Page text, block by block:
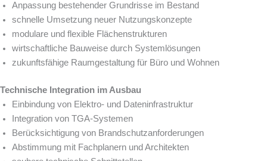
Anpassung bestehender Grundrisse im Bestand
schnelle Umsetzung neuer Nutzungskonzepte
modulare und flexible Flächenstrukturen
wirtschaftliche Bauweise durch Systemlösungen
zukunftsfähige Raumgestaltung für Büro und Wohnen
Technische Integration im Ausbau
Einbindung von Elektro- und Dateninfrastruktur
Integration von TGA-Systemen
Berücksichtigung von Brandschutzanforderungen
Abstimmung mit Fachplanern und Architekten